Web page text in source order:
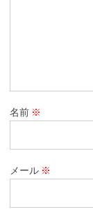
名前 ※
メール ※